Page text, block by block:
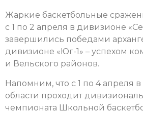
Жаркие баскетбольные
с 1 по 2 апреля в дивизионе
завершились победами
дивизионе «Юг-1» – успехом
и Вельского районов.
Напомним, что с 1 по 4 апреля
области проходит
чемпионата Школьной